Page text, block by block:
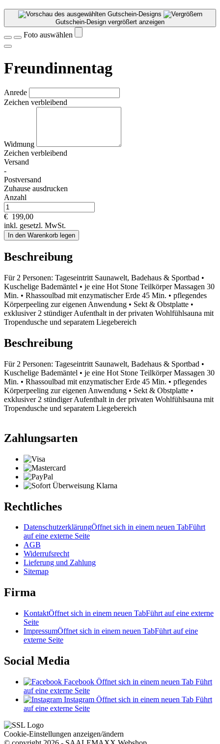
Gutschein-Design vergrößert anzeigen
Foto auswählen
Freundinnentag
Anrede
Zeichen verbleibend
Widmung
Zeichen verbleibend
Versand
-
Postversand
Zuhause ausdrucken
Anzahl
€ 199,00
inkl. gesetzl. MwSt.
In den Warenkorb legen
Beschreibung
Für 2 Personen: Tageseintritt Saunawelt, Badehaus & Sportbad •
Kuschelige Bademäntel • je eine Hot Stone Teilkörper Massagen 30
Min. • Rhassoulbad mit enzymatischer Erde 45 Min. • pflegendes
Körperpeeling zur eigenen Anwendung • Sekt & Obstplatte •
exklusiver 2 stündiger Aufenthalt in der privaten Wohlfühlsauna mit
Tropendusche und separatem Liegebereich
Beschreibung
Für 2 Personen: Tageseintritt Saunawelt, Badehaus & Sportbad •
Kuschelige Bademäntel • je eine Hot Stone Teilkörper Massagen 30
Min. • Rhassoulbad mit enzymatischer Erde 45 Min. • pflegendes
Körperpeeling zur eigenen Anwendung • Sekt & Obstplatte •
exklusiver 2 stündiger Aufenthalt in der privaten Wohlfühlsauna mit
Tropendusche und separatem Liegebereich
Zahlungsarten
Rechtliches
DatenschutzerklärungÖffnet sich in einem neuen TabFührt
auf eine externe Seite
AGB
Widerrufsrecht
Lieferung und Zahlung
Sitemap
Firma
KontaktÖffnet sich in einem neuen TabFührt auf eine externe
Seite
ImpressumÖffnet sich in einem neuen TabFührt auf eine
externe Seite
Social Media
Facebook Öffnet sich in einem neuen Tab Führt
auf eine externe Seite
Instagram Öffnet sich in einem neuen Tab Führt
auf eine externe Seite
Cookie-Einstellungen anzeigen/ändern